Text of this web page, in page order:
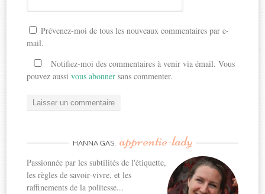
Prévenez-moi de tous les nouveaux commentaires par e-
mail.
Notifiez-moi des commentaires à venir via émail. Vous
pouvez aussivous abonner sans commenter.
HANNA GAS, apprentie-lady
Passionnée par les subtilités de l'étiquette,
les règles de savoir-vivre, et les
raffinements de la politesse...